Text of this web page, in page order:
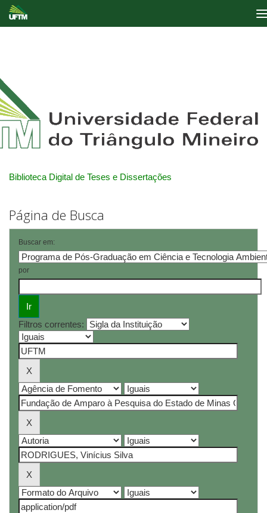
Biblioteca Digital de Teses e Dissertações
Página de Busca
Buscar em:
por
Filtros correntes: